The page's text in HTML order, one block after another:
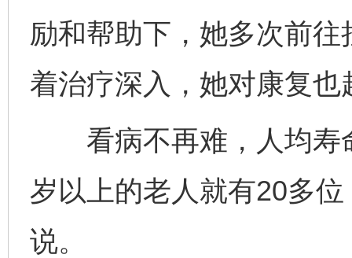
励和帮助下，她多次前
着治疗深入，她对康复也
看病不再难，人均寿
岁以上的老人就有20多
说。